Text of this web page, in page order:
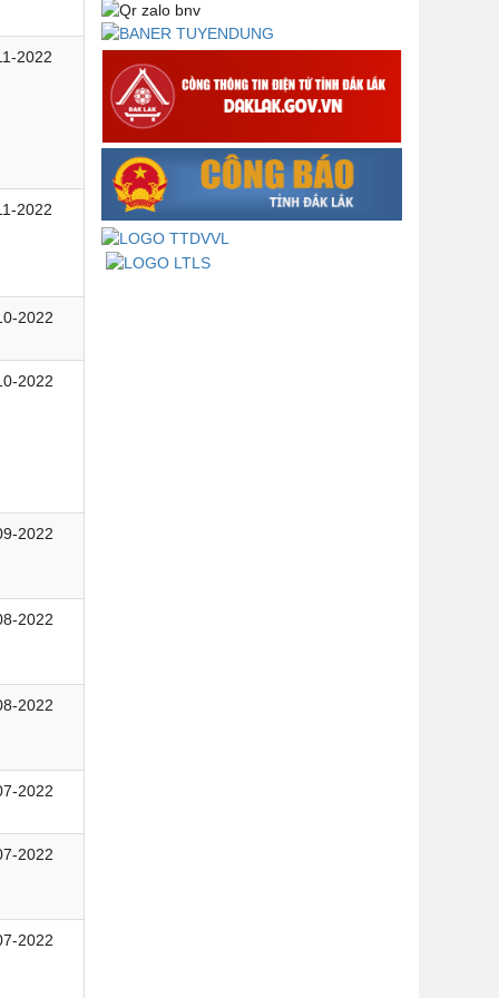
2022
2022
2022
2022
2022
2022
2022
2022
2022
2022
Lấy ý kiến dự thảo Quyết định quy
phạm pháp luật quy định về thành
lập, tổ chức và hoạt động của tổ
chức phối hợp liên ngành
Thông báo về việc tải biểu mẫu
Nghị quyết số 18-NQ/TW và Nghị
quyết số 19-NQ/TW
Thư chúc mừng của Bộ trưởng Bộ
Nội vụ nhân dịp kỷ niệm 78 năm
Ngày thành lập Bộ Nội vụ, Ngày